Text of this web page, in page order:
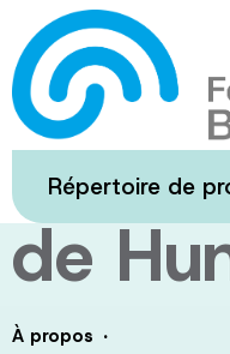
Passer
au
contenu
principal
Répertoire de
de la
de
À propos ·